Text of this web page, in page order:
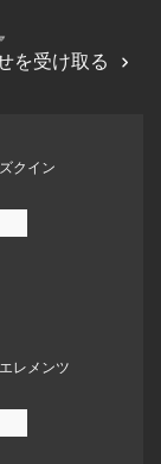
を受け取る
クイン
レメンツ